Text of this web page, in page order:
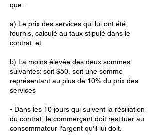
que :
a) Le prix des services qui lui ont été
fournis, calculé au taux stipulé dans le
contrat; et
b) La moins élevée des deux sommes
suivantes: soit $50, soit une somme
représentant au plus de 10% du prix des
services
- Dans les 10 jours qui suivent la résiliation
du contrat, le commerçant doit restituer au
consommateur l'argent qu'il lui doit.